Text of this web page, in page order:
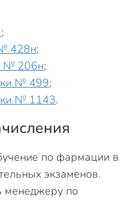
;
428н;
№ 206н;
№ 499;
№ 1143.
по фармации в
экзаменов.
менеджеру по